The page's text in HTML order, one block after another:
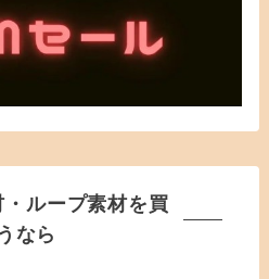
ループ素材を買
うなら